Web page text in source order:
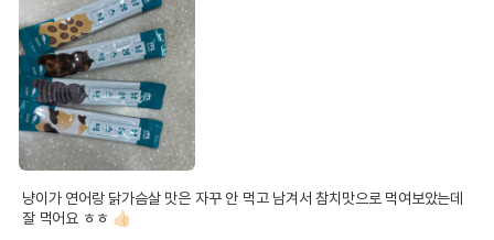
냥이가 연어랑 닭가슴살 맛은 자꾸 안 먹고 남겨서 참치맛으로 먹여보았는데
잘 먹어요 ㅎㅎ 👍🏻